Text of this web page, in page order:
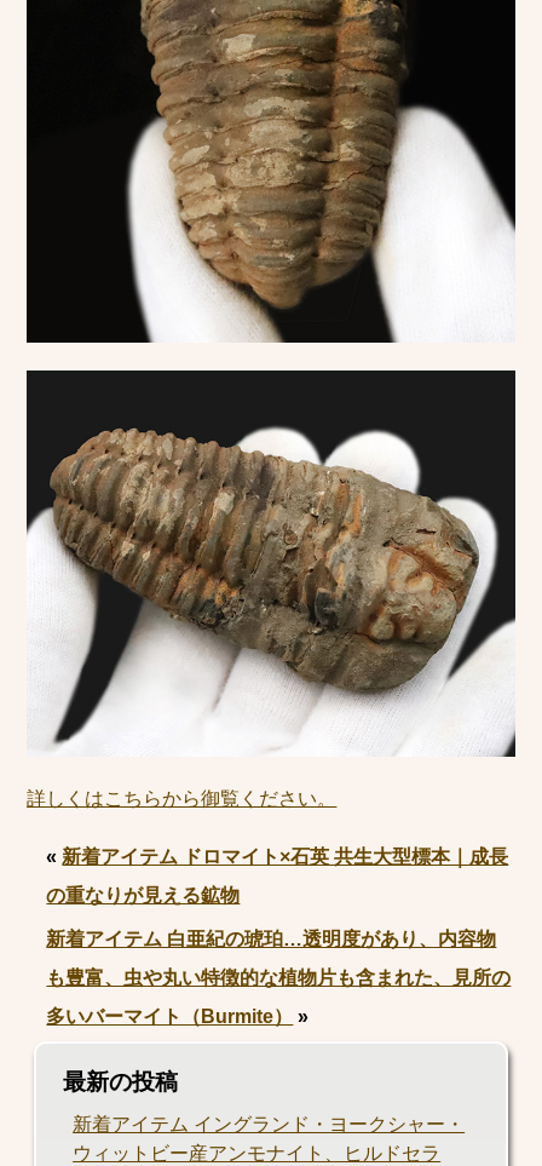
詳しくはこちらから御覧ください。
« 新着アイテム ドロマイト×石英 共生大型標本｜成長
の重なりが見える鉱物
新着アイテム 白亜紀の琥珀…透明度があり、内容物
も豊富、虫や丸い特徴的な植物片も含まれた、見所の
多いバーマイト（Burmite）
»
最新の投稿
新着アイテム イングランド・ヨークシャー・
ウィットビー産アンモナイト、ヒルドセラ